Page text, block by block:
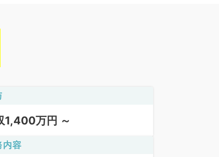
1,400万円 ～
内容